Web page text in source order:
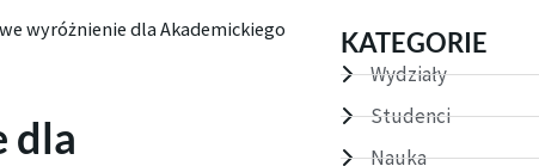
wyróżnienie dla Akademickiego
dla
KATEGORIE
Wydziały
Studenci
Nauka